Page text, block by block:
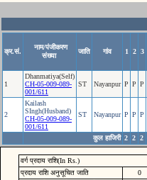
क्र.सं.
नाम/पंजीकरण
संख्या
जाति गांव 1 2 3
1
Dhanmatiya(Self)
CH-05-009-089-
001/611
ST Nayanpur P P P
2
Kailash
SIngh(Husband)
CH-05-009-089-
001/611
ST Nayanpur P P P
कुल हाजिरी 2 2 2
वर्ग प्रदाय राशि(In Rs.)
प्रदाय राशि अनुसूचित जाति
0